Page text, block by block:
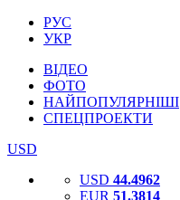
РУС
УКР
ВІДЕО
ФОТО
НАЙПОПУЛЯРНІШІ
СПЕЦПРОЕКТИ
USD
USD 44.4962
EUR 51.3814